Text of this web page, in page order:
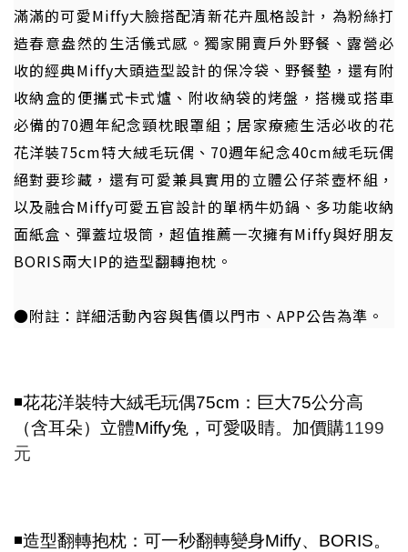
滿滿的可愛Miffy大臉搭配清新花卉風格設計，為粉絲打
造春意盎然的生活儀式感。獨家開賣戶外野餐、露營必
收的經典Miffy大頭造型設計的保冷袋、野餐墊，還有附
收納盒的便攜式卡式爐、附收納袋的烤盤，搭機或搭車
必備的70週年紀念頸枕眼罩組；居家療癒生活必收的花
花洋裝75cm特大絨毛玩偶、70週年紀念40cm絨毛玩偶
絕對要珍藏，還有可愛兼具實用的立體公仔茶壺杯組，
以及融合Miffy可愛五官設計的單柄牛奶鍋、多功能收納
面紙盒、彈蓋垃圾筒，超值推薦一次擁有Miffy與好朋友
BORIS兩大IP的造型翻轉抱枕。
●附註：詳細活動內容與售價以門市、APP公告為準。
◾花花洋裝特大絨毛玩偶75cm：巨大75公分高
（含耳朵）立體Miffy兔，可愛吸睛。加價購1199
元
◾造型翻轉抱枕：可一秒翻轉變身Miffy、BORIS。